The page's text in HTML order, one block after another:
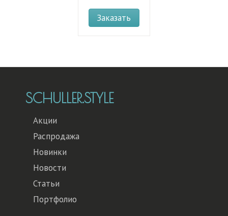
Заказать
SCHULLER.STYLE
Акции
Распродажа
Новинки
Новости
Статьи
Портфолио